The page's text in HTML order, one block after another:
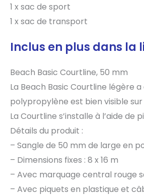
1 x sac de sport
1 x sac de transport
Inclus en plus dans la
Beach Basic Courtline, 50 mm
La Beach Basic Courtline légère
polypropylène est bien visible
La Courtline s’installe à l’aide
Détails du produit :
– Sangle de 50 mm de large en
– Dimensions fixes : 8 x 16 m
– Avec marquage central rouge
– Avec piquets en plastique et